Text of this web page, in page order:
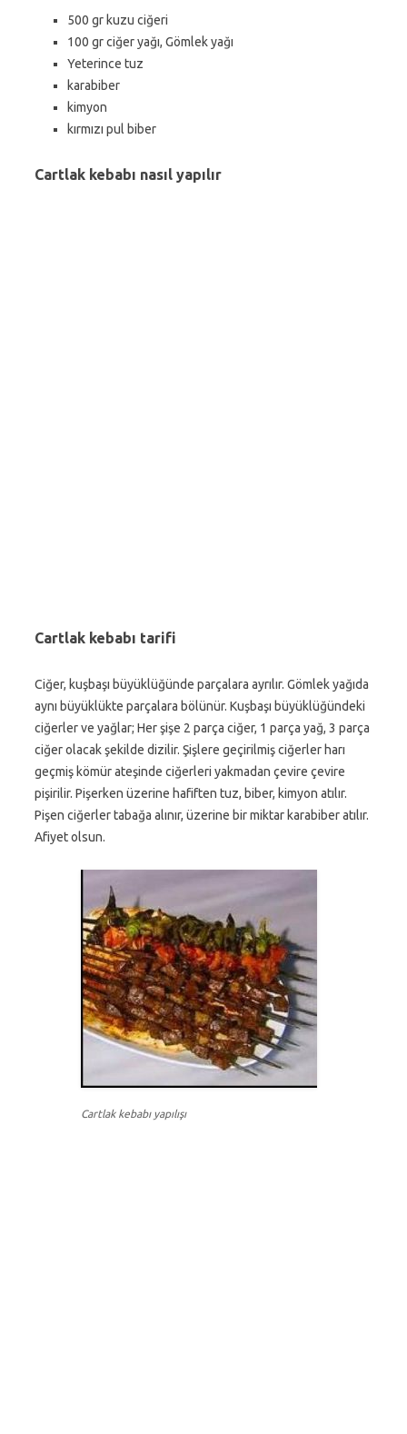
500 gr kuzu ciğeri
100 gr ciğer yağı, Gömlek yağı
Yeterince tuz
karabiber
kimyon
kırmızı pul biber
Cartlak kebabı nasıl yapılır
Cartlak kebabı tarifi
Ciğer, kuşbaşı büyüklüğünde parçalara ayrılır. Gömlek yağıda
aynı büyüklükte parçalara bölünür. Kuşbaşı büyüklüğündeki
ciğerler ve yağlar; Her şişe 2 parça ciğer, 1 parça yağ, 3 parça
ciğer olacak şekilde dizilir. Şişlere geçirilmiş ciğerler harı
geçmiş kömür ateşinde ciğerleri yakmadan çevire çevire
pişirilir. Pişerken üzerine hafiften tuz, biber, kimyon atılır.
Pişen ciğerler tabağa alınır, üzerine bir miktar karabiber atılır.
Afiyet olsun.
Cartlak kebabı yapılışı